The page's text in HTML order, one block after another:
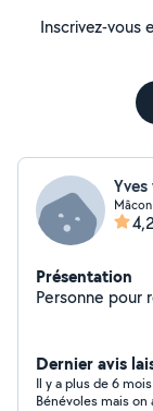
Inscrivez-vous
Présentation
Personne pour
Dernier avis
Il y a plus de 6 mois
Bénévoles mais